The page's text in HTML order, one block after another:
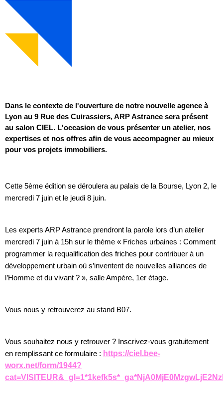
Dans le contexte de l'ouverture de notre nouvelle agence à
Lyon au 9 Rue des Cuirassiers, ARP Astrance sera présent
au salon CIEL. L'occasion de vous présenter un atelier, nos
expertises et nos offres afin de vous accompagner au mieux
pour vos projets immobiliers.
Cette 5ème édition se déroulera au palais de la Bourse, Lyon 2, le
mercredi 7 juin et le jeudi 8 juin.
Les experts ARP Astrance prendront la parole lors d’un atelier
mercredi 7 juin à 15h sur le thème « Friches urbaines : Comment
programmer la requalification des friches pour contribuer à un
développement urbain où s’inventent de nouvelles alliances de
l’Homme et du vivant ? », salle Ampère, 1er étage.
Vous nous y retrouverez au stand B07.
Vous souhaitez nous y retrouver ? Inscrivez-vous gratuitement
en remplissant ce formulaire : https://ciel.bee-
worx.net/form/1944?